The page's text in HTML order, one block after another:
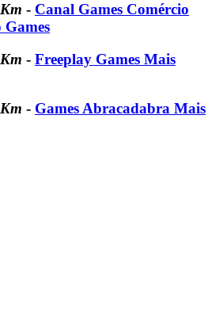
- Canal Games Comércio
Games
- Freeplay Games Mais
- Games Abracadabra Mais